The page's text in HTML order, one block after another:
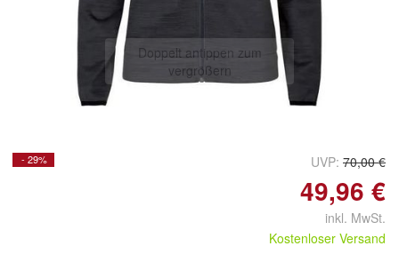
Doppelt antippen zum
vergrößern
- 29% UVP: 70,00 €
49,96 €
inkl. MwSt.
Kostenloser Versand